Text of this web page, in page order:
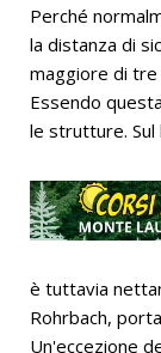
Perché
la distanza di
maggiore di
Essendo
le strutture. Sul
è tuttavia
Rohrbach,
Un'eccezione